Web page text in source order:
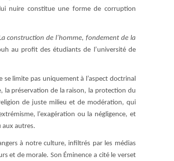
nuire constitue une forme de corruption
construction de l’homme, fondement de la
au profit des étudiants de l’université de
limite pas uniquement à l’aspect doctrinal
la préservation de la raison, la protection du
de juste milieu et de modération, qui
l’exagération ou la négligence, et
aux autres.
à notre culture, infiltrés par les médias
et de morale. Son Éminence a cité le verset